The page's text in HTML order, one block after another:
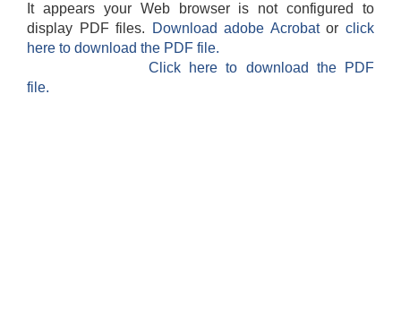
It appears your Web browser is not configured to
display PDF files.
Download adobe Acrobatorclick
here to download the PDF file.
Click here to download the PDF
file.